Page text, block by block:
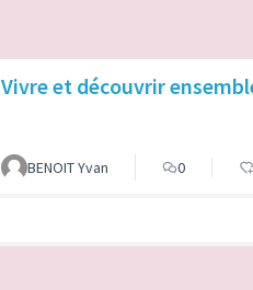
Vivre et découvrir
BENOIT Yvan 0